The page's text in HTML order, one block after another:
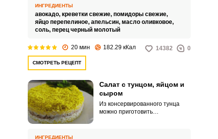
креветками, авокадо, яйцом и
помидорами. Все ингредиенты
отлично сочетаются, поэтому
очень гармоничным.
ИНГРЕДИЕНТЫ
авокадо, креветки свежие, помидоры свежие,
яйцо перепелиное, апельсин, масло оливковое,
соль, перец черный молотый
20 мин 182.29 кКал 14382 0
СМОТРЕТЬ РЕЦЕПТ
Салат с тунцом, яйцом и
сыром
Из консервированного тунца
можно приготовить
ИНГРЕДИЕНТЫ